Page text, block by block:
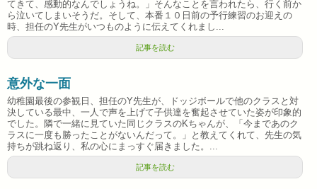
てきて、感動的なんでしょうね。」そんなことを言われたら、行く前か
ら泣いてしまいそうだ。そして、本番１０日前の予行練習のお迎えの
時、担任のY先生がいつものように伝えてくれまし...
記事を読む
意外な一面
幼稚園最後の参観日、担任のY先生が、ドッジボールで他のクラスと対
決している最中、一人で声を上げて子供達を奮起させていた姿が印象的
でした。隣で一緒に見ていた同じクラスのKちゃんが、「今まであのク
ラスに一度も勝ったことがないんだって。」と教えてくれて、先生の気
持ちが跳ね返り、私の心にまっすぐ届きました。...
記事を読む